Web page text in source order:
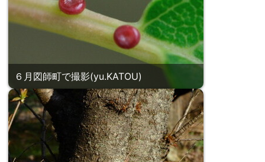
６月図師町で撮影(yu.KATOU)